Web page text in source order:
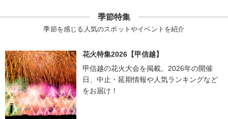
季節特集
季節を感じる人気のスポットやイベントを紹介
花火特集2026【甲信越】
甲信越の花火大会を掲載。2026年の開催
日、中止・延期情報や人気ランキングなど
をお届け！